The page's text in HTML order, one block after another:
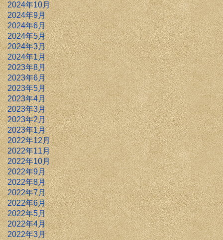
2024年10月
2024年9月
2024年6月
2024年5月
2024年3月
2024年1月
2023年8月
2023年6月
2023年5月
2023年4月
2023年3月
2023年2月
2023年1月
2022年12月
2022年11月
2022年10月
2022年9月
2022年8月
2022年7月
2022年6月
2022年5月
2022年4月
2022年3月